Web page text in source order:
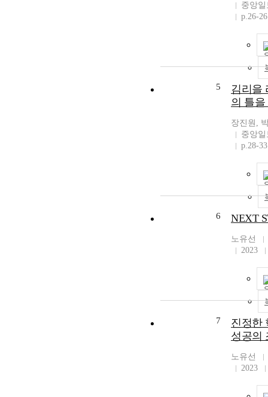
중앙
p.26-26
5
김리을
의 틀을
장진원,
중앙
p.28-33
6 NEXT
노유선
2023
7
진정한
성공의
노유선
2023